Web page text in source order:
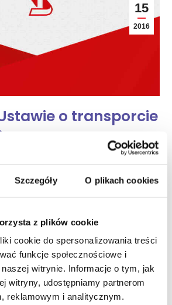
Szczegóły O plikach cookies
z plików cookie
cookie do spersonalizowania treści
funkcje społecznościowe i
witrynie. Informacje o tym, jak
witryny, udostępniamy partnerom
reklamowym i analitycznym.
15
2016
o transporcie
2016r. obowiązuje ustawa z 4
ustawy o transporcie drogowym (art. 1
z dniem 30 listopada 2017 r., art. 6
jakie muszą spełniać
aby działać zgodnie
Jeśli chcesz wiedzieć jak
koniecznie przeczytaj ten…